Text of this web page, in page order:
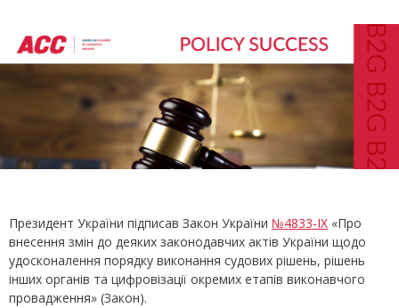
Президент України підписав Закон України №4833-IX «Про
внесення змін до деяких законодавчих актів України щодо
удосконалення порядку виконання судових рішень, рішень
інших органів та цифровізації окремих етапів виконавчого
провадження» (Закон).